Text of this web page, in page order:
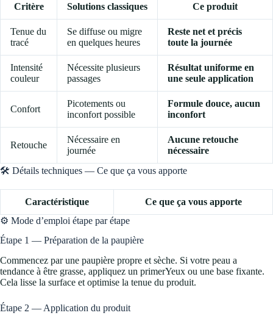
Critère Solutions classiques Ce produit
Tenue du
tracé
Se diffuse ou migre
en quelques heures
Reste net et précis
toute la journée
Intensité
couleur
Nécessite plusieurs
passages
Résultat uniforme en
une seule application
Confort
Picotements ou
inconfort possible
Formule douce, aucun
inconfort
Retouche
Nécessaire en
journée
Aucune retouche
nécessaire
🛠️ Détails techniques — Ce que ça vous apporte
Caractéristique
Ce que ça vous apporte
⚙️ Mode d’emploi étape par étape
Étape 1 — Préparation de la paupière
Commencez par une paupière propre et sèche. Si votre peau a
tendance à être grasse, appliquez un primerYeux ou une base fixante.
Cela lisse la surface et optimise la tenue du produit.
Étape 2 — Application du produit